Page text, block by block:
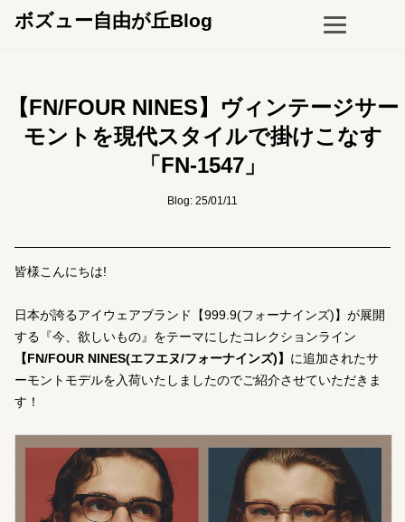
ボズュー自由が丘Blog
【FN/FOUR NINES】ヴィンテージサー
モントを現代スタイルで掛けこなす
「FN-1547」
Blog: 25/01/11
皆様こんにちは!
日本が誇るアイウェアブランド【999.9(フォーナインズ)】が展開
する『今、欲しいもの』をテーマにしたコレクションライン
【FN/FOUR NINES(エフエヌ/フォーナインズ)】 に追加されたサ
ーモントモデルを入荷いたしましたのでご紹介させていただきま
す！